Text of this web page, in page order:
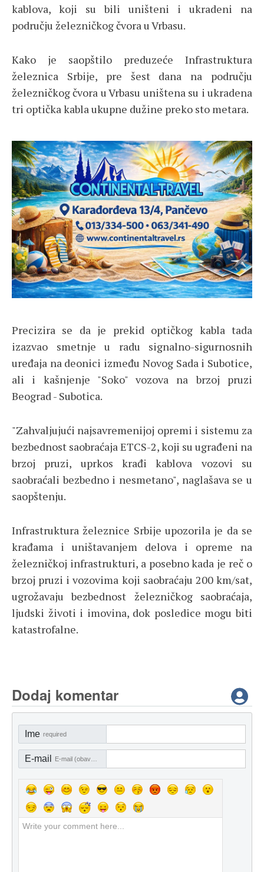
kablova, koji su bili uništeni i ukradeni na
području železničkog čvora u Vrbasu.
Kako je saopštilo preduzeće Infrastruktura
železnica Srbije, pre šest dana na području
železničkog čvora u Vrbasu uništena su i ukradena
tri optička kabla ukupne dužine preko sto metara.
Precizira se da je prekid optičkog kabla tada
izazvao smetnje u radu signalno-sigurnosnih
uređaja na deonici između Novog Sada i Subotice,
ali i kašnjenje "Soko" vozova na brzoj pruzi
Beograd - Subotica.
"Zahvaljujući najsavremenijoj opremi i sistemu za
bezbednost saobraćaja ETCS-2, koji su ugrađeni na
brzoj pruzi, uprkos krađi kablova vozovi su
saobraćali bezbedno i nesmetano", naglašava se u
saopštenju.
Infrastruktura železnice Srbije upozorila je da se
krađama i uništavanjem delova i opreme na
železničkoj infrastrukturi, a posebno kada je reč o
brzoj pruzi i vozovima koji saobraćaju 200 km/sat,
ugrožavaju bezbednost železničkog saobraćaja,
ljudski životi i imovina, dok posledice mogu biti
katastrofalne.
Dodaj komentar
Ime required
E-mail